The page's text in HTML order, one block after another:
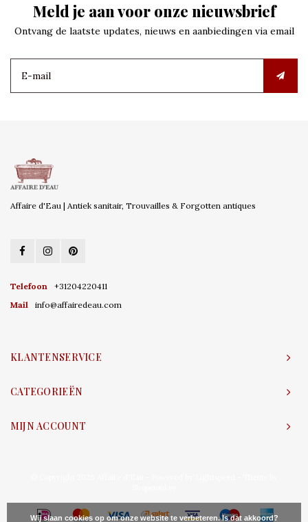
Meld je aan voor onze nieuwsbrief
Ontvang de laatste updates, nieuws en aanbiedingen via email
Affaire d'Eau | Antiek sanitair, Trouvailles & Forgotten antiques
Telefoon
+31204220411
Mail
info@affairedeau.com
KLANTENSERVICE
CATEGORIEËN
MIJN ACCOUNT
Wij slaan cookies op om onze website te verbeteren. Is dat akkoord?